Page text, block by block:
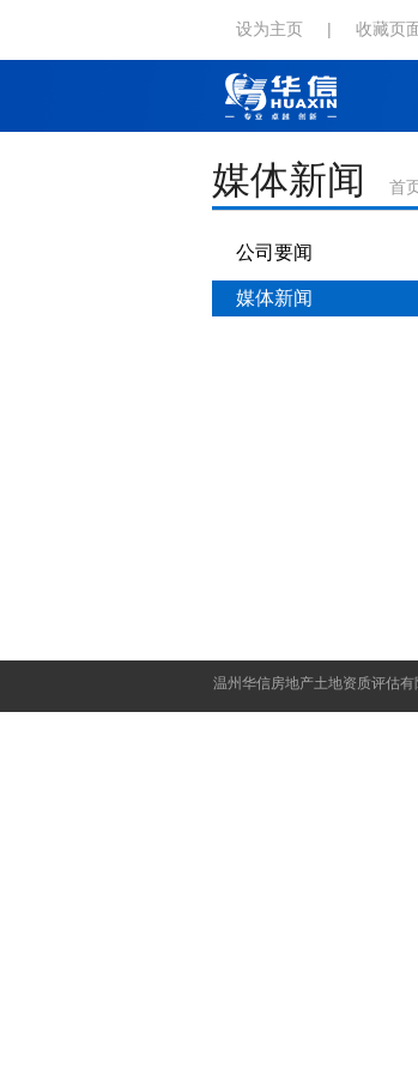
设为主页 | 收藏页
媒体新闻 首
公司要闻
媒体新闻
温州华信房地产土地资质评估